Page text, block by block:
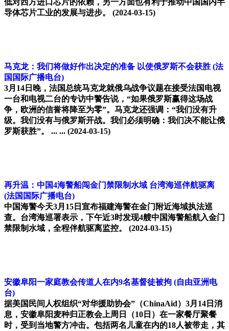
低对西方进口芯片的依赖，另一方面也有利于推动中国国内半
导体芯片工业的发展与进步。
(2024-03-15)
马克龙：我们将做好作出决定的准备 以使俄罗斯不会获胜 (法
国国际广播电台)
3月14日晚，法国总统马克龙就俄乌战争议题在接受法国电视
一台和电视二台的专访中警告说，“如果俄罗斯赢得这场战
争，欧洲的信誉将降至为零”。马克龙还强调：“我们没有升
级。我们没有与俄罗斯开战。我们必须明确：我们决不能让俄
罗斯获胜”。 ... ... (2024-03-15)
再升温：中国4海警船闯金门禁限制水域 台湾海巡伴航驱离
(法国国际广播电台)
中国海警今天3月15日宣布福建海警在金门附近海域执法巡
查。台湾海巡署表示，下午近3时发现4艘中国海警船航入金门
禁限制水域，全程伴航驱离监控。 (2024-03-15)
安徽阜阳一家庭教会传道人在内9名基督徒被拘 (自由亚洲电
台)
据美国民间人权组织“对华援助协会”（ChinaAid）3月14日消
息，安徽阜阳麦种归正教会上周日（10日）在一家餐厅聚餐
时，受到当地警方冲击。包括两名儿童在内的18人被带走，其